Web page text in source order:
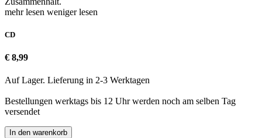
mehr lesen weniger lesen
CD
€ 8,99
Auf Lager. Lieferung in 2-3 Werktagen
Bestellungen werktags bis 12 Uhr werden noch am selben Tag
versendet
In den warenkorb